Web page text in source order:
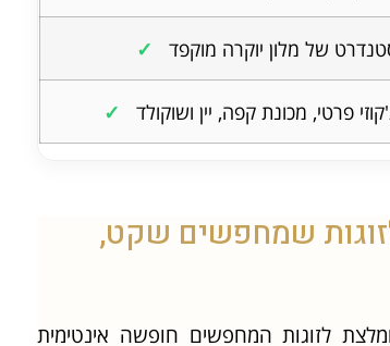
של מלון יוקרה מוקפד ✓
פרטי, מכונת קפה, יין ושוקולד ✓
שמחפשים שקט,
והמומלצת לזוגות המחפשים חופשה אינטימית